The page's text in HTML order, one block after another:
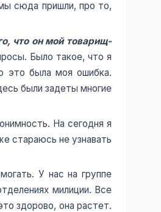
сюда пришли, про то,
что он мой товарищ-
Было такое, что я
это была моя ошибка.
были задеты многие
На сегодня я
стараюсь не узнавать
У нас на группе
милиции. Все
здорово, она растет.